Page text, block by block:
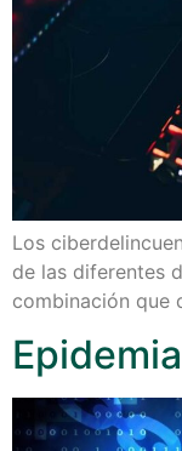
Los
de las diferentes
combinación que